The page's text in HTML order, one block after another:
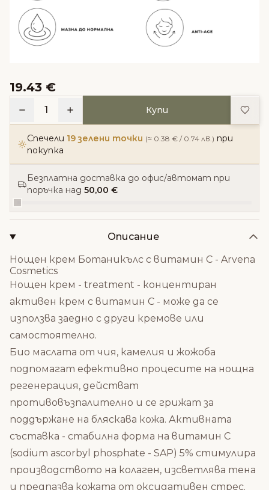
19.43 €
1 Купи
Спечели 19 зелени точки (≈ 0.38 € / 0.74 лв.) при
покупка
Безплатна доставка до офис/автомат при
поръчка над 50,00 €
Описание
Нощен крем Ботаникълс с витамин C - Arvena
Cosmetics
Нощен крем - treatment - концентиран
активен крем с витамин С - може да се
използва заедно с други кремове или
самостоятелно.
Био маслата от чия, камелия и жожоба
подпомагат ефективно процесите на нощна
регенерация, действат
противовъзпалително и се грижат за
поддържане на бляскава кожа. Активната
съставка - стабилна форма на витамин С
(sodium ascorbyl phosphate - SAP) 5% стимулира
производството на колаген, изсветлява тена
и предпазва кожата от оксидативен стрес.